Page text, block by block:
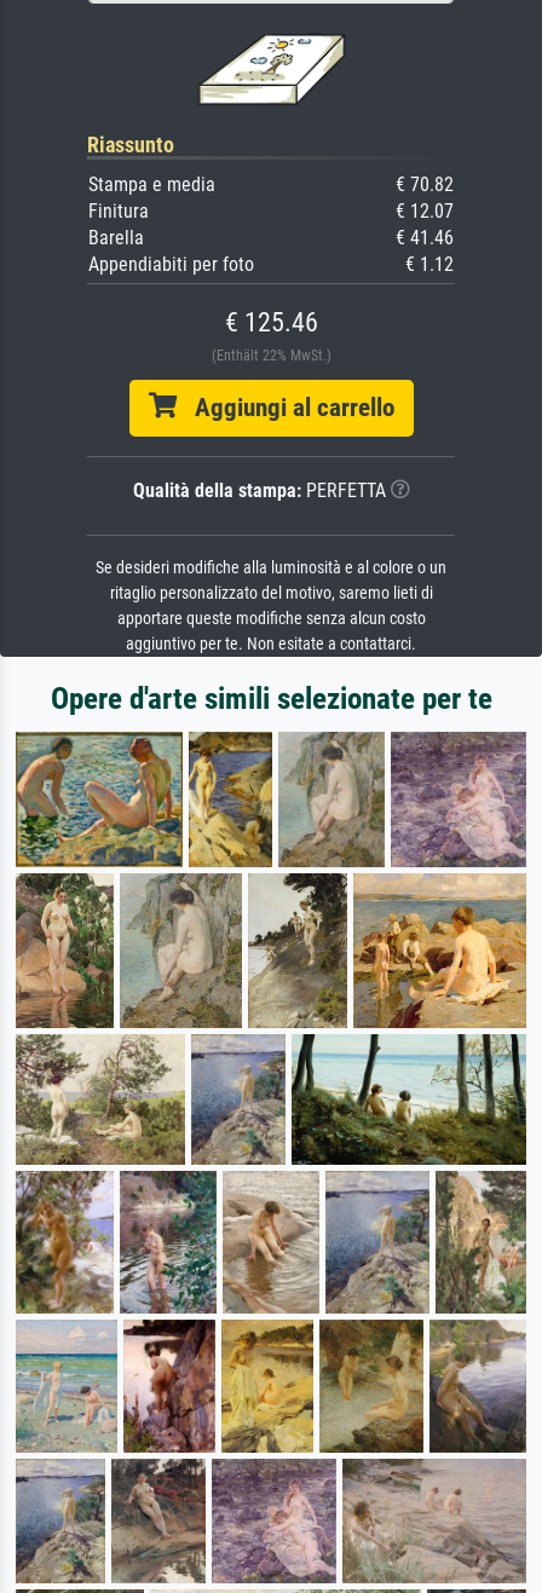
Riassunto
Stampa e media
€ 70.82
Finitura
€ 12.07
Barella
€ 41.46
Appendiabiti per foto
€ 1.12
€ 125.46
(Enthält 22% MwSt.)
Aggiungi al carrello
Qualità della stampa:PERFETTA
Se desideri modifiche alla luminosità e al colore o un
ritaglio personalizzato del motivo, saremo lieti di
apportare queste modifiche senza alcun costo
aggiuntivo per te. Non esitate a contattarci.
Opere d'arte simili selezionate per te